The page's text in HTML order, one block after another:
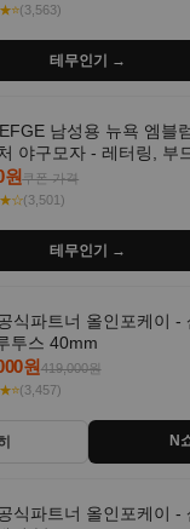
(3,563)
테무인기 →
남성용 뉴욕 엠블
야구모자 - 레터링, 부
스타일
원쿠폰 가격
(3,501)
테무인기 →
식파트너 올인포케이 -
투스 40mm
원419,000원
(3,457)
N
식파트너 올인포케이 -